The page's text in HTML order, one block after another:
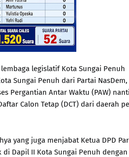
legislatif Kota Sungai Penuh
Sungai Penuh dari Partai NasDem,
Pergantian Antar Waktu (PAW)
Calon Tetap (DCT) dari daerah
yang juga menjabat Ketua DPD
Dapil II Kota Sungai Penuh dengan